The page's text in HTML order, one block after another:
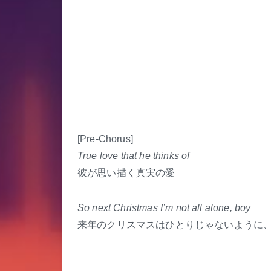
[Pre-Chorus]
True love that he thinks of
彼が思い描く真実の愛
So next Christmas I’m not all alone, boy
来年のクリスマスはひとりじゃないように